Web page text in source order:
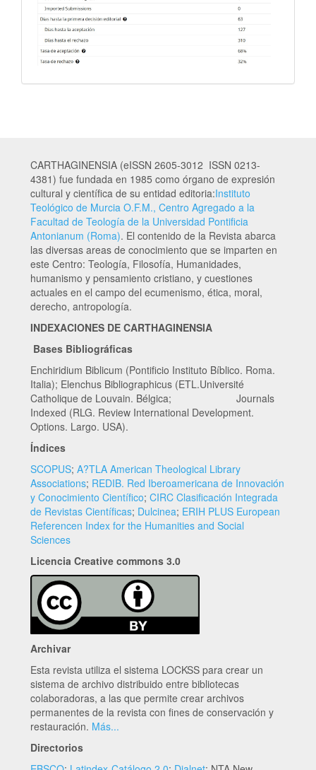
CARTHAGINENSIA (eISSN 2605-3012 ISSN 0213-
4381) fue fundada en 1985 como órgano de expresión
cultural y científica de su entidad editoria:Instituto
Teológico de Murcia O.F.M., Centro Agregado a la
Facultad de Teología de la Universidad Pontificia
Antonianum (Roma). El contenido de la Revista abarca
las diversas areas de conocimiento que se imparten en
este Centro: Teología, Filosofía, Humanidades,
humanismo y pensamiento cristiano, y cuestiones
actuales en el campo del ecumenismo, ética, moral,
derecho, antropología.
INDEXACIONES DE CARTHAGINENSIA
Bases Bibliográficas
Enchiridium Biblicum (Pontificio Instituto Bíblico. Roma.
Italia); Elenchus Bibliographicus (ETL.Université
Catholique de Louvain. Bélgica; Journals
Indexed (RLG. Review International Development.
Options. Largo. USA).
Índices
SCOPUS; A?TLA American Theological Library
Associations; REDIB. Red Iberoamericana de Innovación
y Conocimiento Científico; CIRC Clasificación Integrada
de Revistas Científicas; Dulcinea; ERIH PLUS European
Referencen Index for the Humanities and Social
Sciences
Licencia Creative commons 3.0
Archivar
Esta revista utiliza el sistema LOCKSS para crear un
sistema de archivo distribuido entre bibliotecas
colaboradoras, a las que permite crear archivos
permanentes de la revista con fines de conservación y
restauración. Más...
Directorios